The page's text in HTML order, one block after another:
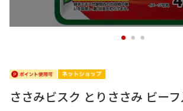
1 2 3
ささみビスク とりささみ ビー